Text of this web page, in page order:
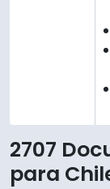
2707
para